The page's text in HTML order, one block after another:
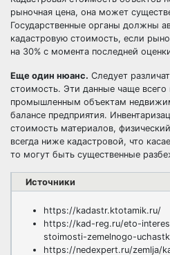
рыночная цена, она может
Государственные органы должны
кадастровую стоимость, если
на 30% с момента последней
Еще один нюанс. Следует
стоимость. Эти данные чаще всего
промышленным объектам
балансе предприятия.
стоимость материалов,
всегда ниже кадастровой, что
то могут быть существенные
Источники
https://kadastr.ktotamik.ru/
https://kad-reg.ru/eto-
stoimosti-zemelnogo-
https://nedexpert.ru/zemlja/